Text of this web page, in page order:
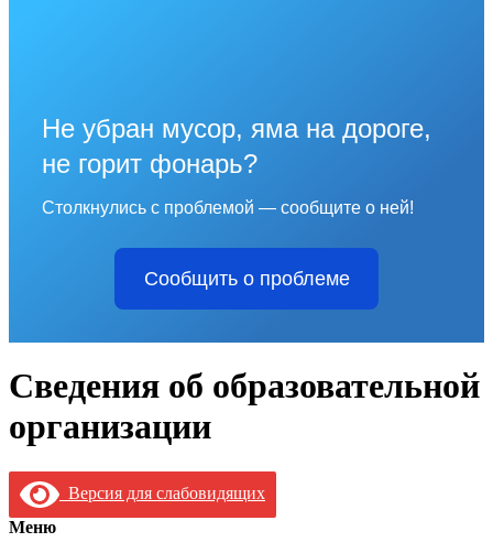
Не убран мусор, яма на дороге,
не горит фонарь?
Столкнулись с проблемой — сообщите о ней!
Сообщить о проблеме
Сведения об образовательной
организации
Версия для слабовидящих
Меню